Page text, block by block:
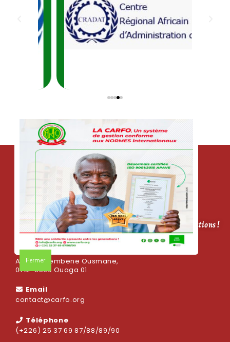
Fermer
CARFO, bâtir une solidarité agissante entre les générations !
Adresse
Avenue Sembene Ousmane,
01 BP 5569 Ouaga 01
Email
contact@carfo.org
Téléphone
(+226) 25 37 69 87/88/89/90